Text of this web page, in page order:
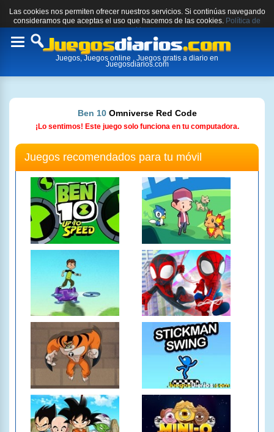
Las cookies nos permiten ofrecer nuestros servicios. Si continúas navegando
consideramos que aceptas el uso que hacemos de las cookies. Política de
cookies.
Toggle
Juegos, Juegos online , Juegos gratis a diario en
Juegosdiarios.com
Ben 10Omniverse Red Code
¡Lo sentimos! Este juego solo funciona en tu computadora.
Juegos recomendados para tu móvil